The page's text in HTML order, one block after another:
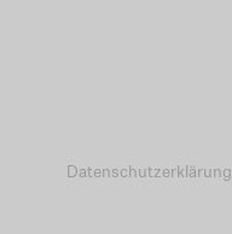
Datenschutzerklärung